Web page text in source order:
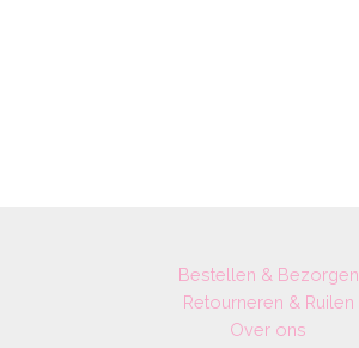
Bestellen & Bezorgen
Retourneren & Ruilen
Over ons